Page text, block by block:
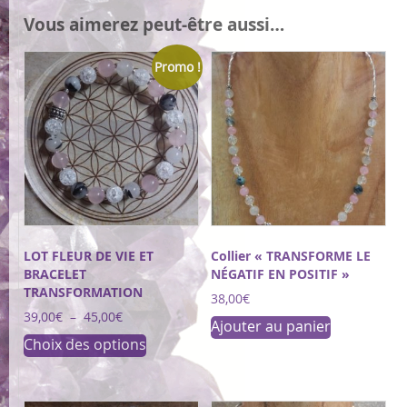
Vous aimerez peut-être aussi…
Promo !
LOT FLEUR DE VIE ET
BRACELET
TRANSFORMATION
39,00€ – 45,00€Plage
de
prix :
39,00€
45,00€
Choix des optionsCe
produit
Collier « TRANSFORME LE
NÉGATIF EN POSITIF »
38,00€
Ajouter au panier